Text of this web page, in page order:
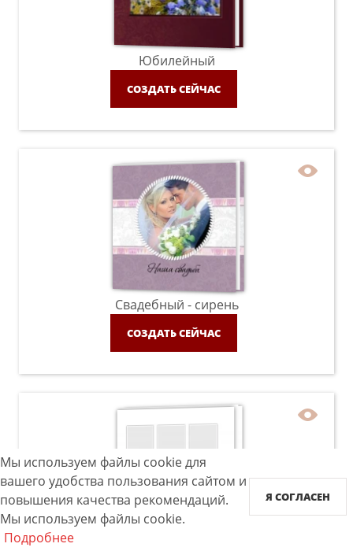
Юбилейный
СОЗДАТЬ СЕЙЧАС
Свадебный - сирень
СОЗДАТЬ СЕЙЧАС
Мы используем файлы cookie для
вашего удобства пользования сайтом и
повышения качества рекомендаций.
Мы используем файлы cookie.
Подробнее
Я СОГЛАСЕН